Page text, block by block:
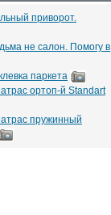
приворот.
не салон. Помогу в
паркета
ортоп-й Standart
пружинный